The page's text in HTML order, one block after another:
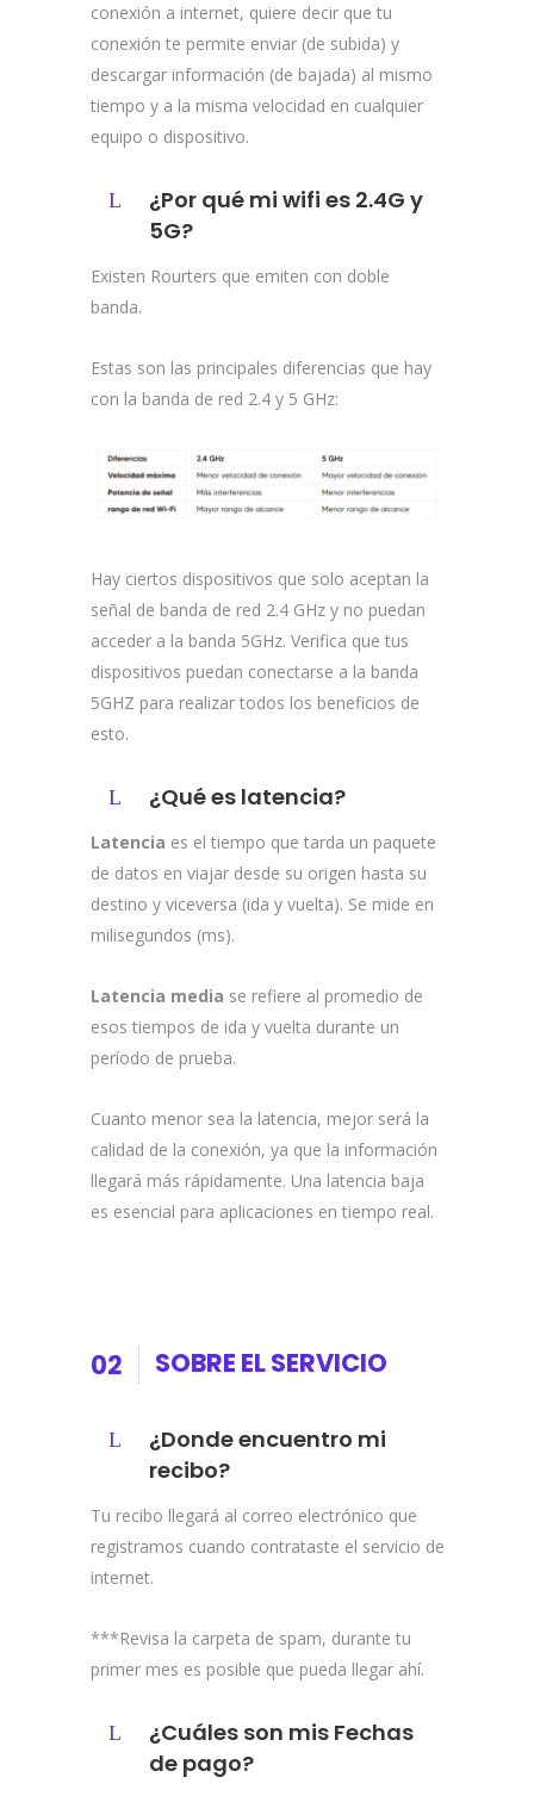
conexión a internet, quiere decir que tu
conexión te permite enviar (de subida) y
descargar información (de bajada) al mismo
tiempo y a la misma velocidad en cualquier
equipo o dispositivo.
¿Por qué mi wifi es 2.4G y
5G?
Existen Rourters que emiten con doble
banda.
Estas son las principales diferencias que hay
con la banda de red 2.4 y 5 GHz:
Hay ciertos dispositivos que solo aceptan la
señal de banda de red 2.4 GHz y no puedan
acceder a la banda 5GHz. Verifica que tus
dispositivos puedan conectarse a la banda
5GHZ para realizar todos los beneficios de
esto.
¿Qué es latencia?
Latencia es el tiempo que tarda un paquete
de datos en viajar desde su origen hasta su
destino y viceversa (ida y vuelta). Se mide en
milisegundos (ms).
Latencia media se refiere al promedio de
esos tiempos de ida y vuelta durante un
período de prueba.
Cuanto menor sea la latencia, mejor será la
calidad de la conexión, ya que la información
llegará más rápidamente. Una latencia baja
es esencial para aplicaciones en tiempo real.
02 SOBRE EL SERVICIO
¿Donde encuentro mi
recibo?
Tu recibo llegará al correo electrónico que
registramos cuando contrataste el servicio de
internet.
***Revisa la carpeta de spam, durante tu
primer mes es posible que pueda llegar ahí.
¿Cuáles son mis Fechas
de pago?